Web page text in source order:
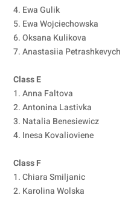
4. Ewa Gulik
5. Ewa Wojciechowska
6. Oksana Kulikova
7. Anastasiia Petrashkevych
Class E
1. Anna Faltova
2. Antonina Lastivka
3. Natalia Benesiewicz
4. Inesa Kovalioviene
Class F
1. Chiara Smiljanic
2. Karolina Wolska